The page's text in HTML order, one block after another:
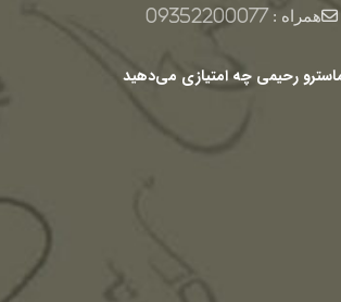
همراه :09352200077
رحیمی چه امتیازی می‌دهید